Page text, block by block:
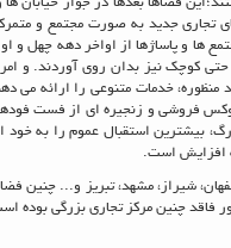
جدید به صورت مجتمع و
کوچک نیز بدان روی آوردند. و
منظوره، خدمات متنوعی را ارائه می
لوکس فروشی و زنجیره ای از فست
بیشترین استقبال عموم را به
افزایش است.
شیراز، مشهد، تبریز و... چنین
چنین مرکز تجاری بزرگی بوده